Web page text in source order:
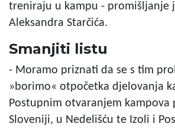
treniraju u kampu - promišljanje
Aleksandra Starčića.
Smanjiti listu
- Moramo priznati da se s tim
»borimo« otpočetka djelovanja
Postupnim otvaranjem kampova
Sloveniji, u Nedelišću te Izoli i